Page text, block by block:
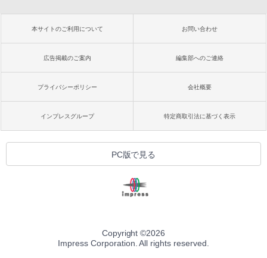
本サイトのご利用について お問い合わせ
広告掲載のご案内 編集部へのご連絡
プライバシーポリシー 会社概要
インプレスグループ 特定商取引法に基づく表示
PC版で見る
Copyright ©2026
Impress Corporation. All rights reserved.